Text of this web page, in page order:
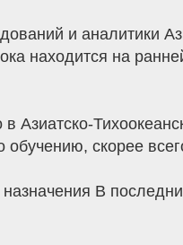
и аналитики
находится на
Азиатско-
обучению, скорее
В